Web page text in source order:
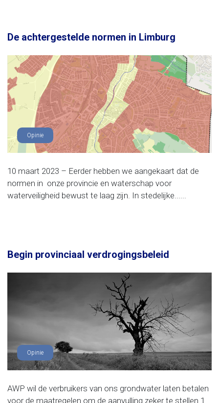
De achtergestelde normen in Limburg
Opinie
10 maart 2023 – Eerder hebben we aangekaart dat de
normen in onze provincie en waterschap voor
waterveiligheid bewust te laag zijn. In stedelijke......
Begin provinciaal verdrogingsbeleid
Opinie
AWP wil de verbruikers van ons grondwater laten betalen
voor de maatregelen om de aanvulling zeker te stellen 1